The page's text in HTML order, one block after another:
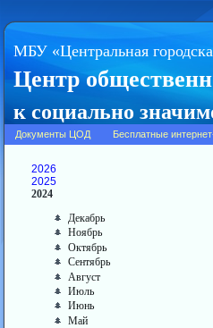
МБУ «Центральная
Центр
к социально
Документы ЦОД Бесплатные
2026
2025
2024
Декабрь
Ноябрь
Октябрь
Сентябрь
Август
Июль
Июнь
Май